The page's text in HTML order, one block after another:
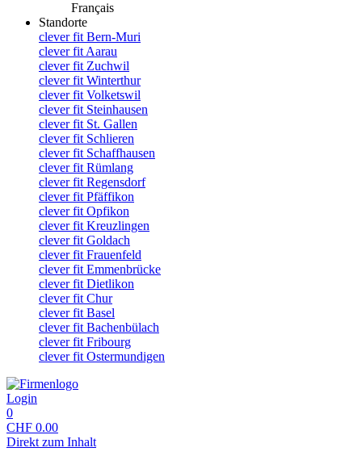
Français
Standorte
clever fit Bern-Muri
clever fit Aarau
clever fit Zuchwil
clever fit Winterthur
clever fit Volketswil
clever fit Steinhausen
clever fit St. Gallen
clever fit Schlieren
clever fit Schaffhausen
clever fit Rümlang
clever fit Regensdorf
clever fit Pfäffikon
clever fit Opfikon
clever fit Kreuzlingen
clever fit Goldach
clever fit Frauenfeld
clever fit Emmenbrücke
clever fit Dietlikon
clever fit Chur
clever fit Basel
clever fit Bachenbülach
clever fit Fribourg
clever fit Ostermundigen
Login
0
CHF 0.00
Direkt zum Inhalt